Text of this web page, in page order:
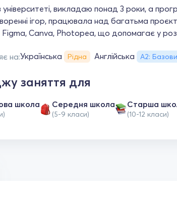
викладаю понад 3 роки, а
ігор, працювала над багатьма
Canva, Photopea, що допомагає у
на:Українська Рідна Англійська А2:
заняття для
школа Середня школа
(5-9 класи)
Старша
(10-12 класи)